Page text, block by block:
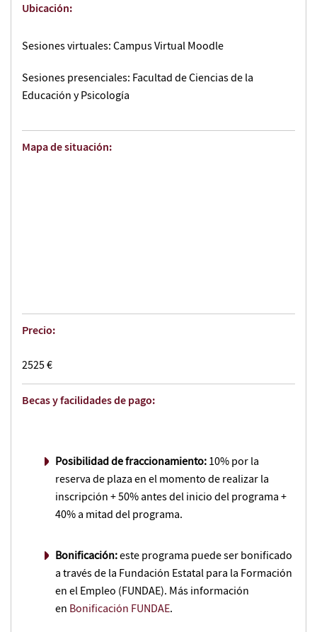
Ubicación:
Sesiones virtuales: Campus Virtual Moodle
Sesiones presenciales: Facultad de Ciencias de la
Educación y Psicología
Mapa de situación:
Precio:
2525 €
Becas y facilidades de pago:
Posibilidad de fraccionamiento:10% por la
reserva de plaza en el momento de realizar la
inscripción + 50% antes del inicio del programa +
40% a mitad del programa.
Bonificación:este programa puede ser bonificado
a través de la Fundación Estatal para la Formación
en el Empleo (FUNDAE). Más información
en Bonificación FUNDAE.